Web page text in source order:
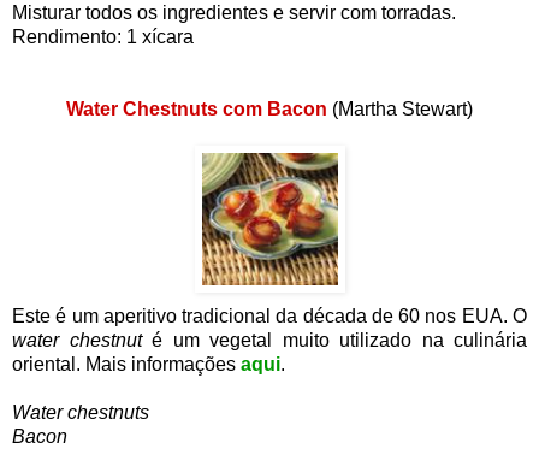
Misturar todos os ingredientes e servir com torradas.
Rendimento: 1 xícara
Water Chestnuts com Bacon (Martha Stewart)
Este é um aperitivo tradicional da década de 60 nos EUA. O
water chestnuté um vegetal muito utilizado na culinária
oriental. Mais informações aqui.
Water chestnuts
Bacon